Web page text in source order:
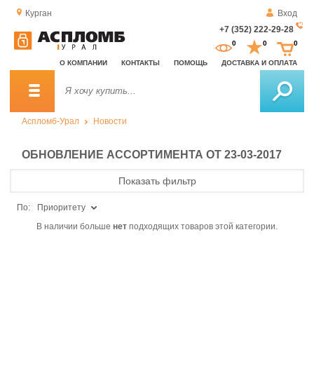
Курган
Вход
+7 (352) 222-29-28
О КОМПАНИИ КОНТАКТЫ ПОМОЩЬ ДОСТАВКА И ОПЛАТА
0 0 0
Аспломб-Урал Новости
ОБНОВЛЕНИЕ АССОРТИМЕНТА ОТ 23-03-2017
Показать фильтр
По:
Приоритету
В наличии больше нет подходящих товаров этой категории.